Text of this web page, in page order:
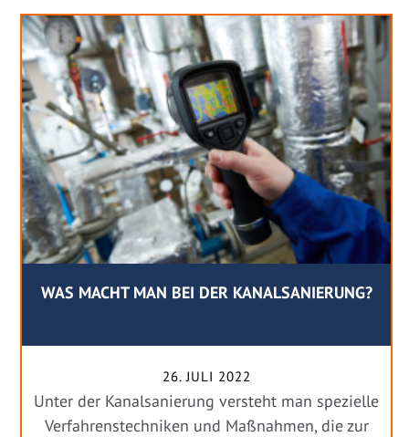
WAS MACHT MAN BEI DER KANALSANIERUNG?
26. JULI 2022
Unter der Kanalsanierung versteht man spezielle
Verfahrenstechniken und Maßnahmen, die zur